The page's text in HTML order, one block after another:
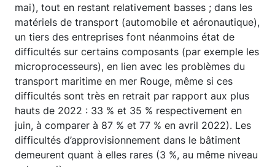
mai), tout en restant relativement basses ; dans les
matériels de transport (automobile et aéronautique),
un tiers des entreprises font néanmoins état de
difficultés sur certains composants (par exemple les
microprocesseurs), en lien avec les problèmes du
transport maritime en mer Rouge, même si ces
difficultés sont très en retrait par rapport aux plus
hauts de 2022 : 33 % et 35 % respectivement en
juin, à comparer à 87 % et 77 % en avril 2022). Les
difficultés d’approvisionnement dans le bâtiment
demeurent quant à elles rares (3 %, au même niveau